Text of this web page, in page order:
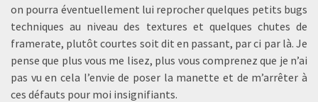
on pourra éventuellement lui reprocher quelques petits bugs
techniques au niveau des textures et quelques chutes de
framerate, plutôt courtes soit dit en passant, par ci par là. Je
pense que plus vous me lisez, plus vous comprenez que je n’ai
pas vu en cela l’envie de poser la manette et de m’arrêter à
ces défauts pour moi insignifiants.